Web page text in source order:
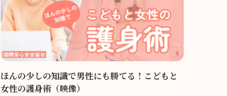
ほんの少しの知識で男性にも勝てる！こどもと
女性の護身術（映像）